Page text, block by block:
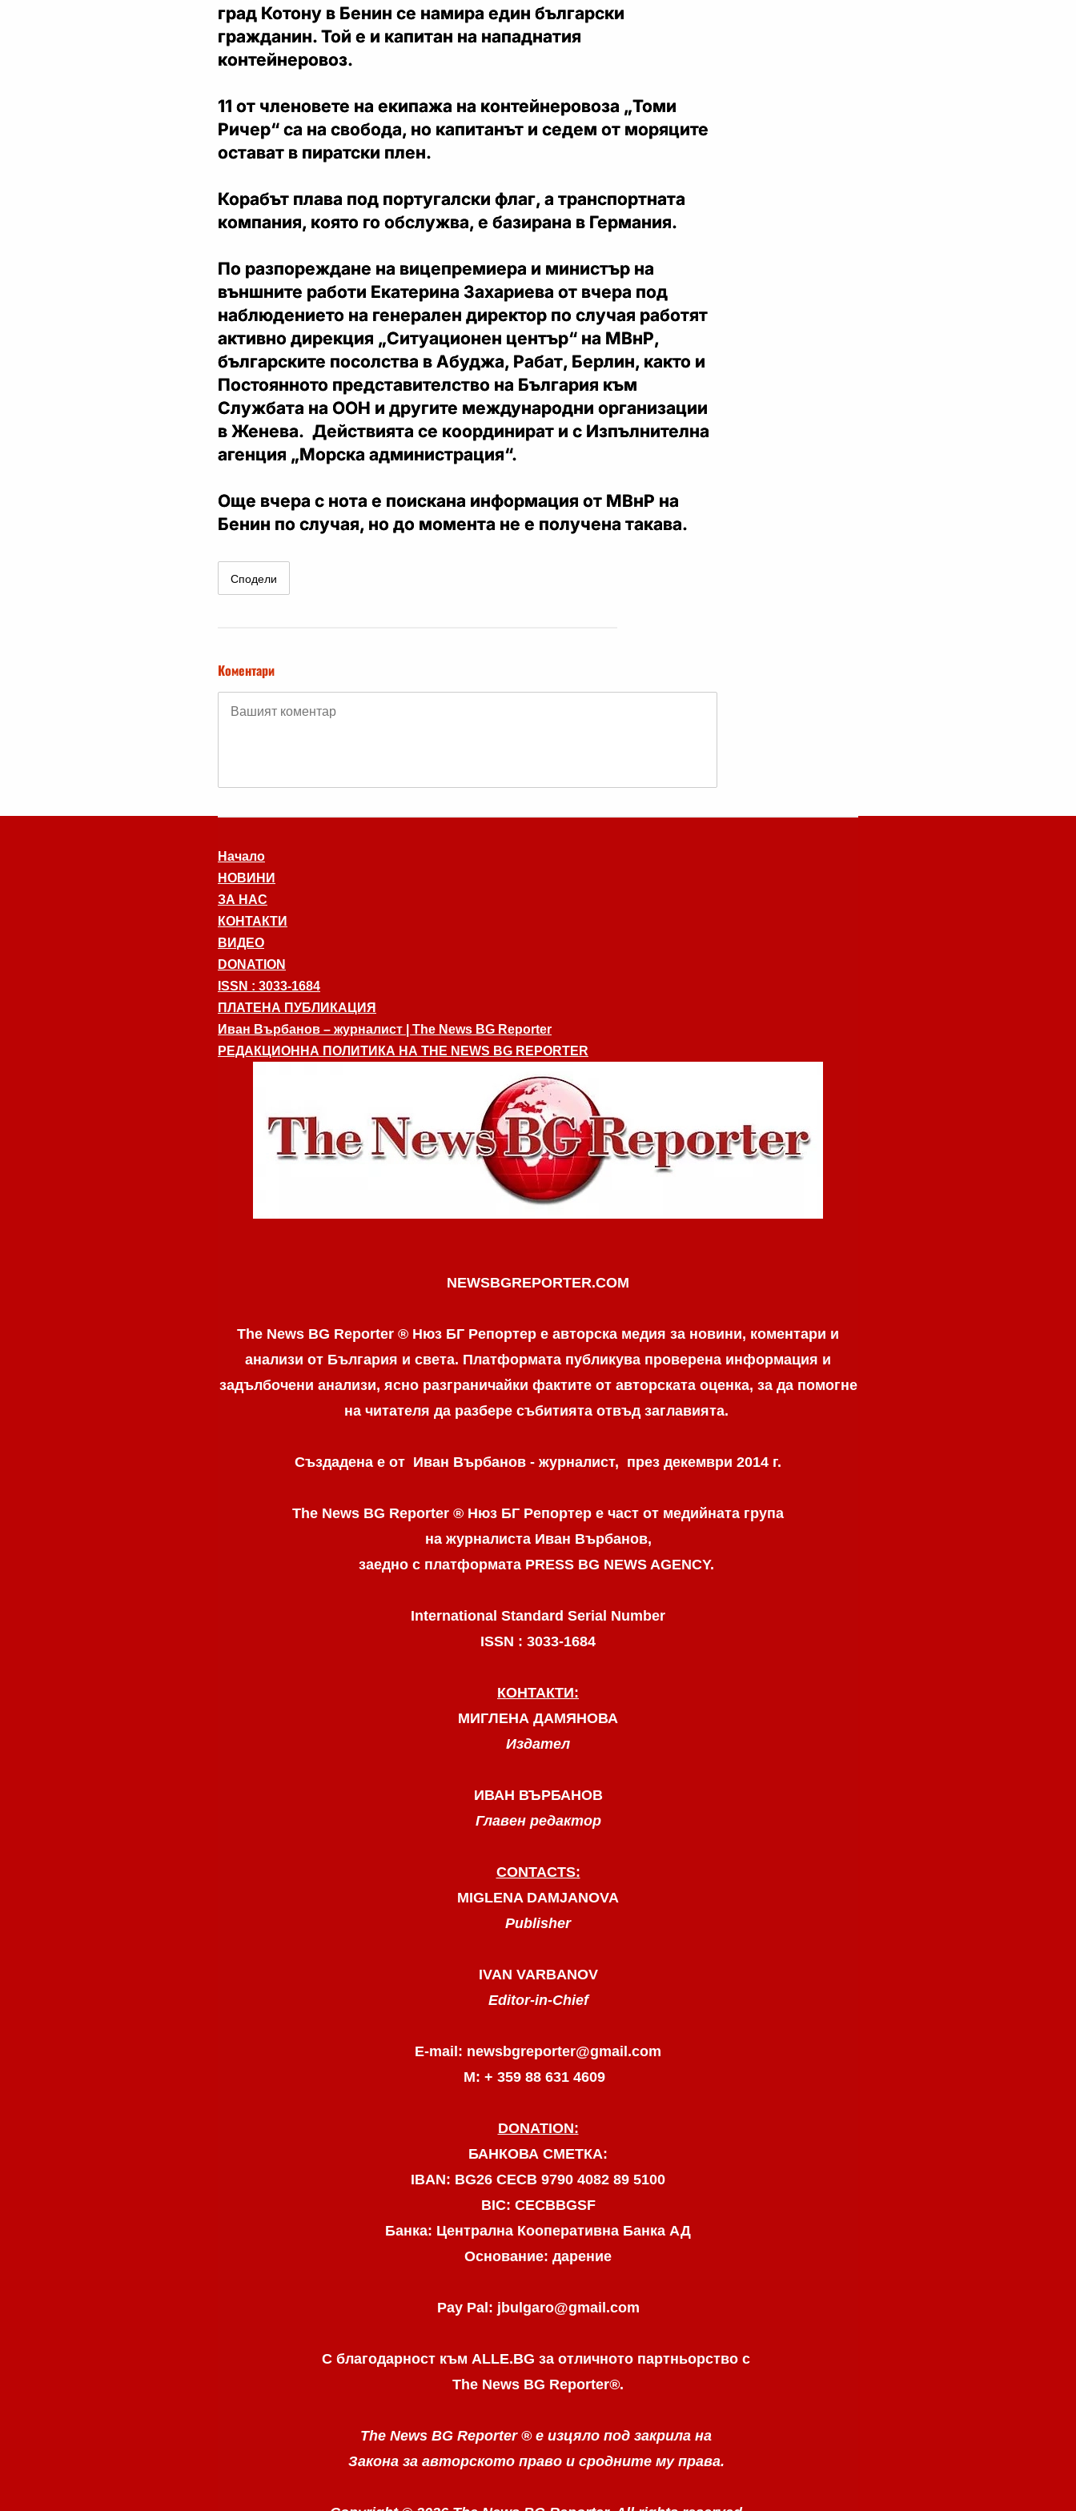
град Котону в Бенин се намира един български
гражданин. Той е и капитан на нападнатия
контейнеровоз.
11 от членовете на екипажа на контейнеровоза „Томи
Ричер“ са на свобода, но капитанът и седем от моряците
остават в пиратски плен.
Корабът плава под португалски флаг, а транспортната
компания, която го обслужва, е базирана в Германия.
По разпореждане на вицепремиера и министър на
външните работи Екатерина Захариева от вчера под
наблюдението на генерален директор по случая работят
активно дирекция „Ситуационен център“ на МВнР,
българските посолства в Абуджа, Рабат, Берлин, както и
Постоянното представителство на България към
Службата на ООН и другите международни организации
в Женева. Действията се координират и с Изпълнителна
агенция „Морска администрация“.
Още вчера с нота е поискана информация от МВнР на
Бенин по случая, но до момента не е получена такава.
Сподели
Коментари
Начало
НОВИНИ
ЗА НАС
КОНТАКТИ
ВИДЕО
DONATION
ISSN : 3033-1684
ПЛАТЕНА ПУБЛИКАЦИЯ
Иван Върбанов – журналист | The News BG Reporter
РЕДАКЦИОННА ПОЛИТИКА НА THE NEWS BG REPORTER
NEWSBGREPORTER.COM
The News BG Reporter ® Нюз БГ Репортер е авторска медия за новини, коментари и
анализи от България и света. Платформата публикува проверена информация и
задълбочени анализи, ясно разграничaйки фактите от авторската оценка, за да помогне
на читателя да разбере събитията отвъд заглавията.
Създадена е от Иван Върбанов - журналист, през декември 2014 г.
The News BG Reporter ® Нюз БГ Репортер е част от медийната група
на журналиста Иван Върбанов,
заедно с платформата PRESS BG NEWS AGENCY.
International Standard Serial Number
ISSN : 3033-1684
КОНТАКТИ:
МИГЛЕНА ДАМЯНОВА
Издател
ИВАН ВЪРБАНОВ
Главен редактор
CONTACTS:
MIGLENA DAMJANOVA
Publisher
IVAN VARBANOV
Editor-in-Chief
E-mail: newsbgreporter@gmail.com
М: + 359 88 631 4609
DONATION:
БАНКОВА СМЕТКА:
IBAN: BG26 CECB 9790 4082 89 5100
BIC: CECBBGSF
Банка: Централна Кооперативна Банка АД
Основание: дарение
Pay Pal: jbulgaro@gmail.com
С благодарност към ALLE.BG за отличното партньорство с
The News BG Reporter®.
The News BG Reporter ® е изцяло под закрила на
Закона за авторското право и сродните му права.